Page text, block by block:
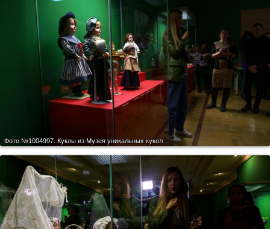
Фото №1004997. Куклы из Музея уникальных кукол